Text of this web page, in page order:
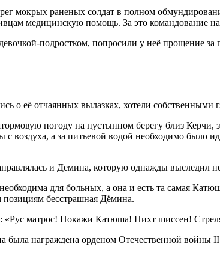
мокрых раненых солдат в полном
медицинскую помощь. За это командование
подростком, попросили у неё прощение
её отчаянных вылазках, хотели собственными
погоду на пустынном берегу близ Керчи,
воздуха, а за питьевой водой необходимо было
и Демина, которую однажды выследил
для больных, а она и есть та самая
бесстрашная Дёмина.
«Рус матрос! Покажи Катюша! Нихт шиссен!
была награждена орденом Отечественной войны II